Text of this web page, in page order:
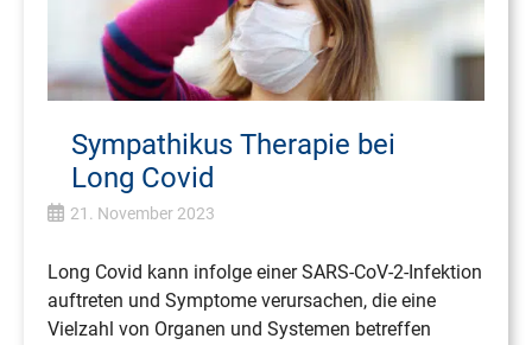
Sympathikus Therapie bei
Long Covid
21. November 2023
Long Covid kann infolge einer SARS-CoV-2-Infektion
auftreten und Symptome verursachen, die eine
Vielzahl von Organen und Systemen betreffen